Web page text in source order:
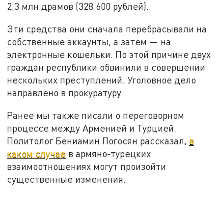
2,3 млн драмов (328 600 рублей).
Эти средства они сначала перебрасывали на
собственные аккаунты, а затем — на
электронные кошельки. По этой причине двух
граждан республики обвинили в совершении
нескольких преступлений. Уголовное дело
направлено в прокуратуру.
Ранее мы также писали о переговорном
процессе между Арменией и Турцией.
Политолог Бениамин Погосян рассказал, в
каком случае в армяно-турецких
взаимоотношениях могут произойти
существенные изменения.